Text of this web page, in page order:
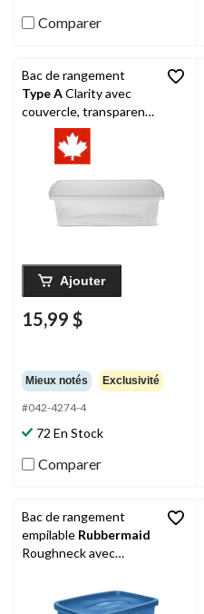
Comparer
Bac de rangement
Type AClarity avec
couvercle, transparent,
Ajouter
15,99 $
Mieux notés Exclusivité
#042-4274-4
72 En Stock
Comparer
Bac de rangement
empilable Rubbermaid
Roughneck avec